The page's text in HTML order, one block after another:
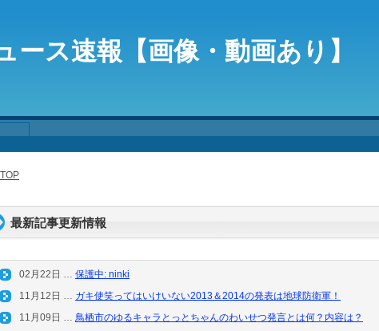
最新記事更新情報
02月22日 … 保護中: ninki
11月12日 … ガキ使笑ってはいけいない2013＆2014の発表は地球防衛軍！
11月09日 … 鳥栖市のゆるキャラとっとちゃんのわいせつ発言とは何？内容は？
ース速報【画像・動画あり】